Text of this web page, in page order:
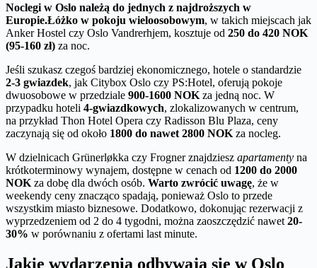
Noclegi w Oslo należą do jednych z najdroższych w
Europie.Łóżko w pokoju wieloosobowym, w takich miejscach jak
Anker Hostel czy Oslo Vandrerhjem, kosztuje od 250 do 420 NOK
(95-160 zł) za noc.
Jeśli szukasz czegoś bardziej ekonomicznego, hotele o standardzie
2-3 gwiazdek, jak Citybox Oslo czy PS:Hotel, oferują pokoje
dwuosobowe w przedziale 900-1600 NOK za jedną noc. W
przypadku hoteli 4-gwiazdkowych, zlokalizowanych w centrum,
na przykład Thon Hotel Opera czy Radisson Blu Plaza, ceny
zaczynają się od około 1800 do nawet 2800 NOK za nocleg.
W dzielnicach Grünerløkka czy Frogner znajdziesz apartamenty na
krótkoterminowy wynajem, dostępne w cenach od 1200 do 2000
NOK za dobę dla dwóch osób. Warto zwrócić uwagę, że w
weekendy ceny znacząco spadają, ponieważ Oslo to przede
wszystkim miasto biznesowe. Dodatkowo, dokonując rezerwacji z
wyprzedzeniem od 2 do 4 tygodni, można zaoszczędzić nawet 20-
30% w porównaniu z ofertami last minute.
Jakie wydarzenia odbywają się w Oslo